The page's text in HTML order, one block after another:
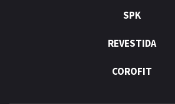
SPK
REVESTIDA
COROFIT